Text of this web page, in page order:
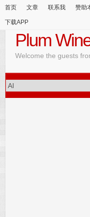
首页 文章 联系我 赞助
下载APP
Plum
Welcome the guests